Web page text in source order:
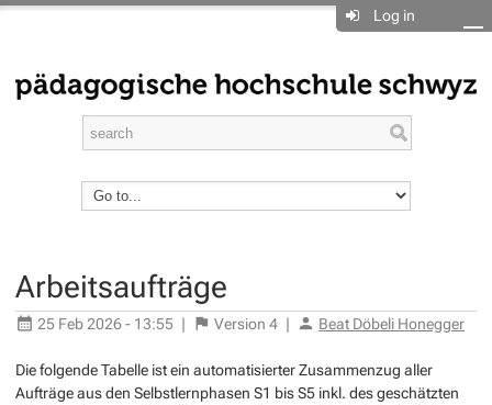
Log in
Arbeitsaufträge
25 Feb 2026 - 13:55 | Version 4 | Beat Döbeli Honegger
Die folgende Tabelle ist ein automatisierter Zusammenzug aller
Aufträge aus den Selbstlernphasen S1 bis S5 inkl. des geschätzten